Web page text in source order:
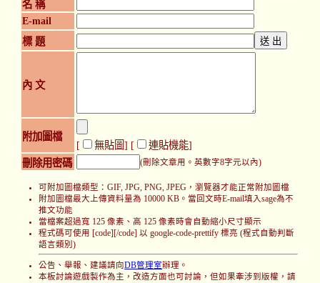
名 稱
E-mail
標 題
內 文
附加圖檔
[ 無貼圖] [ 連貼機能]
刪除用密碼
(刪除文章用。英數字8字元以內)
可附加圖檔類型：GIF, JPG, PNG, JPEG，瀏覽器才能正常附加圖檔
附加圖檔最大上傳資料量為 10000 KB。當回文時E-mail填入sage為不
推文功能
當檔案超過寬 125 像素、高 125 像素時會自動縮小尺寸顯示
程式碼可使用 [code][/code] 以 google-code-prettify 標亮 (程式自動判斷
語言類別)
公告、舉報、建議請向 DB管理室辦理。
本板討論遊戲製作為主，改造方面也可討論，但如果牽涉到版權，請